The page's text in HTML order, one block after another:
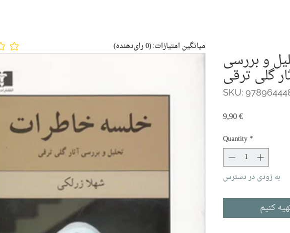
و بررسی
SKU:
9,90 €Price
Quantity*
به زودی در دسترس
کنیم
میانگین امتیازات:(0 رای‌دهنده)